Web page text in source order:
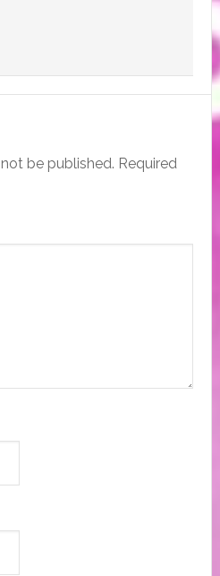
be published. Required